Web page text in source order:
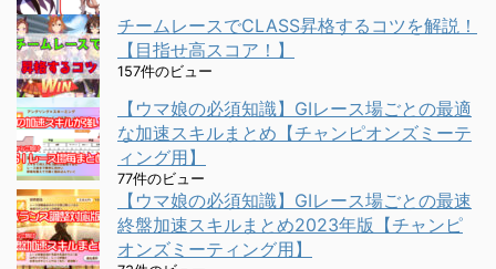
チームレースでCLASS昇格するコツを解説！
【目指せ高スコア！】
157件のビュー
【ウマ娘の必須知識】GⅠレース場ごとの最適
な加速スキルまとめ【チャンピオンズミーテ
ィング用】
77件のビュー
【ウマ娘の必須知識】GⅠレース場ごとの最速
終盤加速スキルまとめ2023年版【チャンピ
オンズミーティング用】